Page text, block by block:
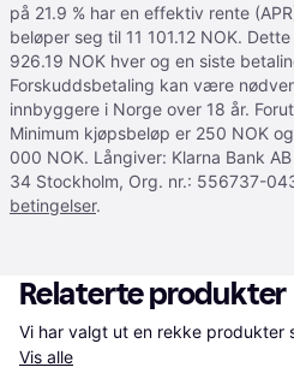
på 21.9 % har en effektiv rente
beløper seg til 11 101.12 NOK.
926.19 NOK hver og en siste
Forskuddsbetaling kan være
innbyggere i Norge over 18 år.
Minimum kjøpsbeløp er 250 NOK
000 NOK. Långiver: Klarna Bank
34 Stockholm, Org. nr.: 556737-
betingelser.
Relaterte produkter
Vis alle